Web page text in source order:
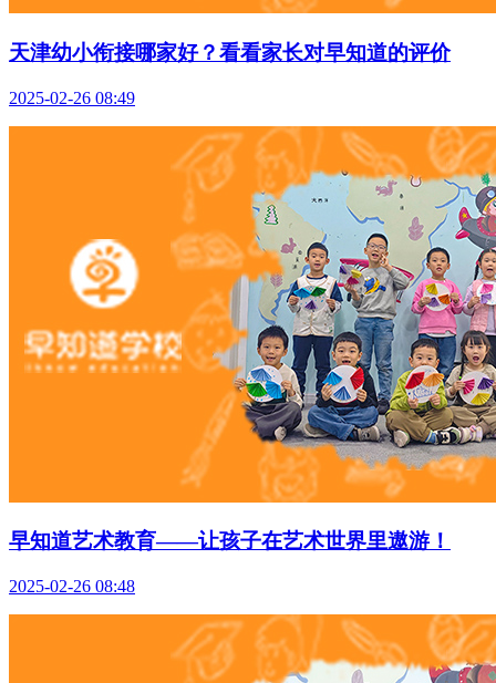
天津幼小衔接哪家好？看看家长对早知道的评价
2025-02-26 08:49
早知道艺术教育——让孩子在艺术世界里遨游！
2025-02-26 08:48